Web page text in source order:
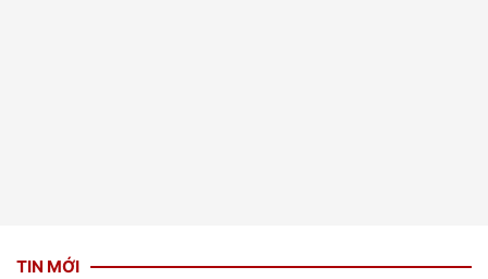
TIN MỚI